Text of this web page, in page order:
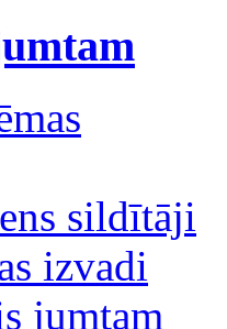
sildītāji
izvadi
jumtam